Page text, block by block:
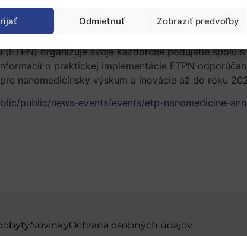
Odmietnuť Zobraziť predvoľby
organizuje svoje každorčné podujatie spolu
o praktickej implementácie ETPN
nanomedicínsky výskum a inovácie až do roku
public/news-events/events/etp-nanomedicine-
NovinkyOchrana osobných údajov